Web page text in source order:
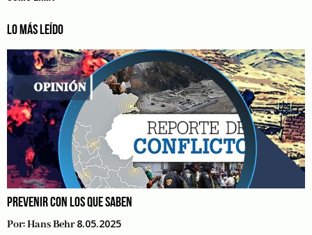
LO MÁS LEÍDO
PREVENIR CON LOS QUE SABEN
Por:Hans Behr 8.05.2025